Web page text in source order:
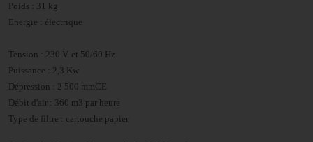
Poids : 31 kg
Energie : électrique
Tension : 230 V. et 50/60 Hz
Puissance : 2,3 Kw
Dépression : 2 500 mmCE
Débit d'air : 360 m3 par heure
Type de filtre : cartouche papier